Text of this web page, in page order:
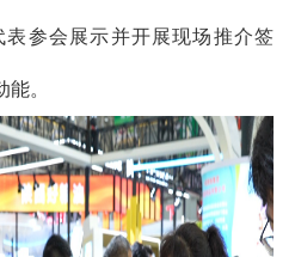
参会展示并开展现场推介签
。